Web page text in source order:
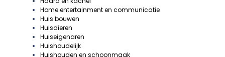
Home entertainment en communicatie
Huis bouwen
Huisdieren
Huiseigenaren
Huishoudelijk
Huishouden en schoonmaak